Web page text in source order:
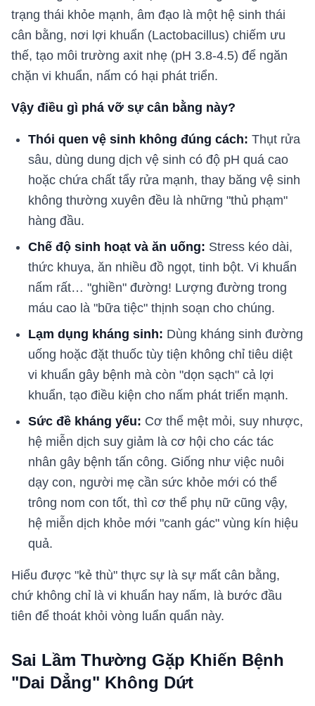
trạng thái khỏe mạnh, âm đạo là một hệ sinh thái
cân bằng, nơi lợi khuẩn (Lactobacillus) chiếm ưu
thế, tạo môi trường axit nhẹ (pH 3.8-4.5) để ngăn
chặn vi khuẩn, nấm có hại phát triển.
Vậy điều gì phá vỡ sự cân bằng này?
Thói quen vệ sinh không đúng cách: Thụt rửa
sâu, dùng dung dịch vệ sinh có độ pH quá cao
hoặc chứa chất tẩy rửa mạnh, thay băng vệ sinh
không thường xuyên đều là những "thủ phạm"
hàng đầu.
Chế độ sinh hoạt và ăn uống: Stress kéo dài,
thức khuya, ăn nhiều đồ ngọt, tinh bột. Vi khuẩn
nấm rất… "ghiền" đường! Lượng đường trong
máu cao là "bữa tiệc" thịnh soạn cho chúng.
Lạm dụng kháng sinh: Dùng kháng sinh đường
uống hoặc đặt thuốc tùy tiện không chỉ tiêu diệt
vi khuẩn gây bệnh mà còn "dọn sạch" cả lợi
khuẩn, tạo điều kiện cho nấm phát triển mạnh.
Sức đề kháng yếu: Cơ thể mệt mỏi, suy nhược,
hệ miễn dịch suy giảm là cơ hội cho các tác
nhân gây bệnh tấn công. Giống như việc nuôi
dạy con, người mẹ cần sức khỏe mới có thể
trông nom con tốt, thì cơ thể phụ nữ cũng vậy,
hệ miễn dịch khỏe mới "canh gác" vùng kín hiệu
quả.
Hiểu được "kẻ thù" thực sự là sự mất cân bằng,
chứ không chỉ là vi khuẩn hay nấm, là bước đầu
tiên để thoát khỏi vòng luẩn quẩn này.
Sai Lầm Thường Gặp Khiến Bệnh
"Dai Dẳng" Không Dứt